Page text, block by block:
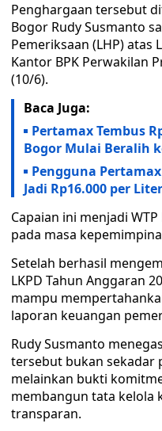
Penghargaan tersebut
Bogor Rudy Susmanto
Pemeriksaan (LHP) atas
Kantor BPK Perwakilan
(10/6).
Baca Juga:
Pertamax Tembus
Bogor Mulai Beralih
Pengguna
Jadi Rp16.000 per Liter
Capaian ini menjadi
pada masa
Setelah berhasil
LKPD Tahun Anggaran
mampu
laporan keuangan
Rudy Susmanto
tersebut bukan sekadar
melainkan bukti
membangun tata kelola
transparan.